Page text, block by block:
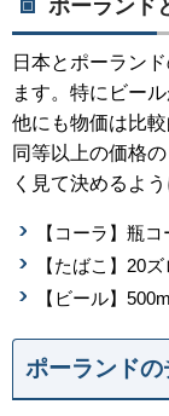
ポーランド
日本とポーラン
ます。特にビー
他にも物価は比
同等以上の価格
く見て決めるよ
【コーラ】瓶
【たばこ】20
【ビール】
ポーランド